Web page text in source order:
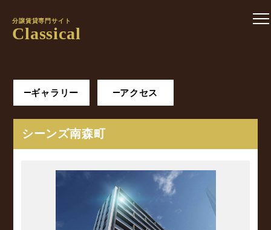
分譲賃貸専門サイト
Classical
ギャラリー アクセス
シーンズ南森町